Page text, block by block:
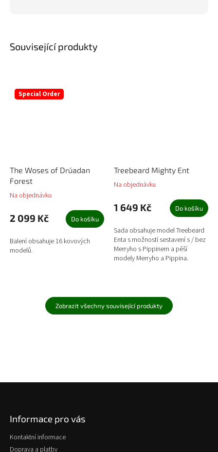
Související produkty
Special Order
The Woses of Drúadan
Forest
Na objednávku
2 099 Kč Do košíku
Balení obsahuje 16 kovových
modelů.
Treebeard Mighty Ent
Na objednávku
1 649 Kč Do košíku
Sada obsahuje model Treebeard
Enta s možností sestavení s / bez
Merryho s Pippinem a pěší
modely Merryho a Pippina.
Zobrazit všechny související produkty
Informace pro vás
Kontaktní informace
Doprava a platby